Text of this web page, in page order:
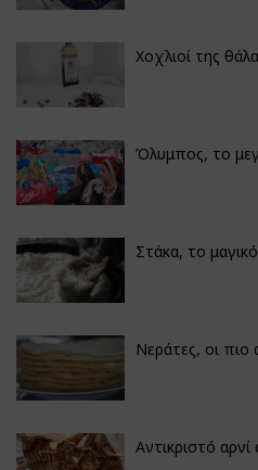
Χοχλιοί της
Όλυμπος, το
Στάκα, το
Νεράτες, οι πιο
Αντικριστό